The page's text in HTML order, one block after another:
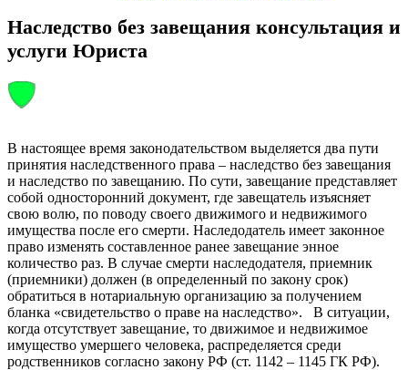
Наследство без завещания консультация и
услуги Юриста
В настоящее время законодательством выделяется два пути
принятия наследственного права – наследство без завещания
и наследство по завещанию. По сути, завещание представляет
собой односторонний документ, где завещатель изъясняет
свою волю, по поводу своего движимого и недвижимого
имущества после его смерти. Наследодатель имеет законное
право изменять составленное ранее завещание энное
количество раз. В случае смерти наследодателя, приемник
(приемники) должен (в определенный по закону срок)
обратиться в нотариальную организацию за получением
бланка «свидетельство о праве на наследство». В ситуации,
когда отсутствует завещание, то движимое и недвижимое
имущество умершего человека, распределяется среди
родственников согласно закону РФ (ст. 1142 – 1145 ГК РФ).